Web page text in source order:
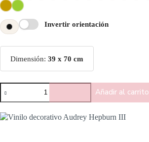
Invertir orientación
Dimensión: 39 x 70 cm
Añadir al carrito